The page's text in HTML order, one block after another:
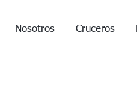
Nosotros Cruceros